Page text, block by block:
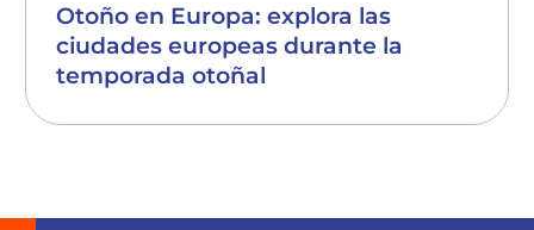
Otoño en Europa: explora las
ciudades europeas durante la
temporada otoñal